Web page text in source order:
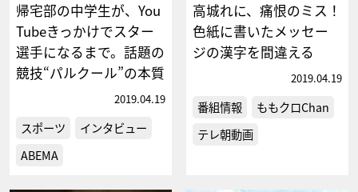
帰宅部の中学生が、You
Tubeきっかけでスター
選手になるまで。話題の
競技“パルクール”の本質
2019.04.19
スポーツ
インタビュー
ABEMA
高城れに、痛恨のミス！
色紙に書いたメッセー
ジの漢字を間違える
2019.04.19
番組情報
ももクロChan
テレ朝動画